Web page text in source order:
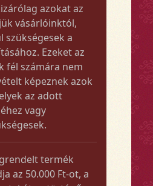
azokat az
vásárlóinktól,
szükségesek a
Ezeket az
fél számára nem
képeznek azok
az adott
vagy
termék
az 50.000 Ft-ot, a